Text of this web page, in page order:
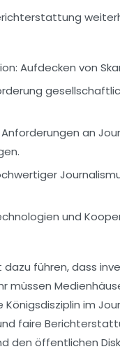
Aufdecken von
an
und
führen, dass
müssen
im
faire
den öffentlichen